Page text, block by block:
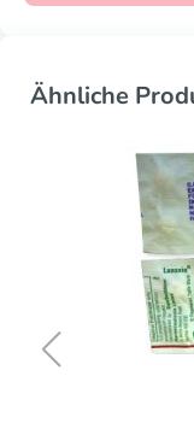
Ähnliche